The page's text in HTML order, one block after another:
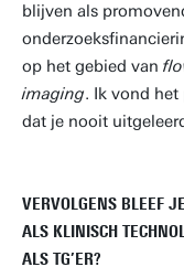
blijven als
op het gebied van
imaging. Ik vond
dat je nooit
VERVOLGENS BLEEF
ALS KLINISCH
ALS TG’ER?